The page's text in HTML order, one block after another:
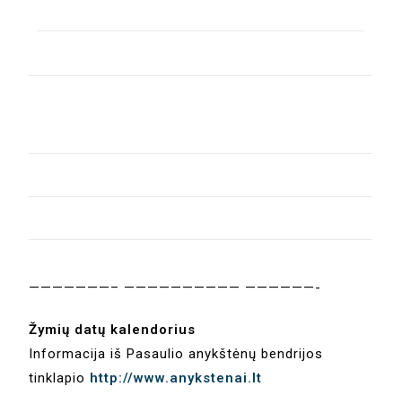
———————– —————————— ——————-
Žymių datų kalendorius
Informacija iš Pasaulio anykštėnų bendrijos
tinklapio http://www.anykstenai.lt